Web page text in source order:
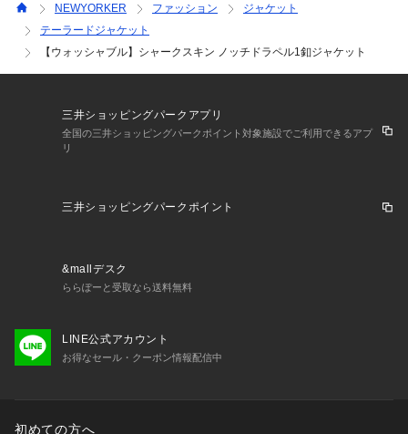
NEWYORKER ファッション
ジャケット
テーラードジャケット
【ウォッシャブル】シャークスキン ノッチドラペル1釦ジャケット
三井ショッピングパークアプリ
全国の三井ショッピングパークポイント対象施設でご利用できるアプ
リ
三井ショッピングパークポイント
&mallデスク
ららぽーと受取なら送料無料
LINE公式アカウント
お得なセール・クーポン情報配信中
初めての方へ